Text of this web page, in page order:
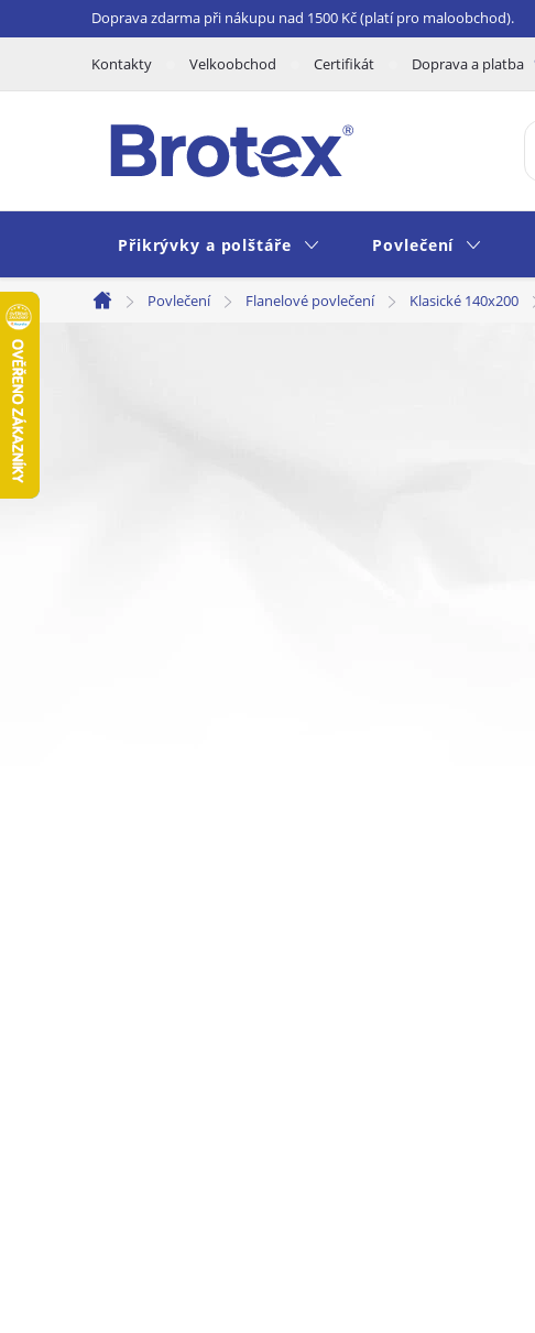
na
Doprava zdarma při nákupu nad 1500 Kč (platí pro maloobchod).
Kontakty Velkoobchod Certifikát Doprava a platba
Přikrývky a polštáře Povlečení
Domů
Povlečení Flanelové povlečení Klasické 140x200